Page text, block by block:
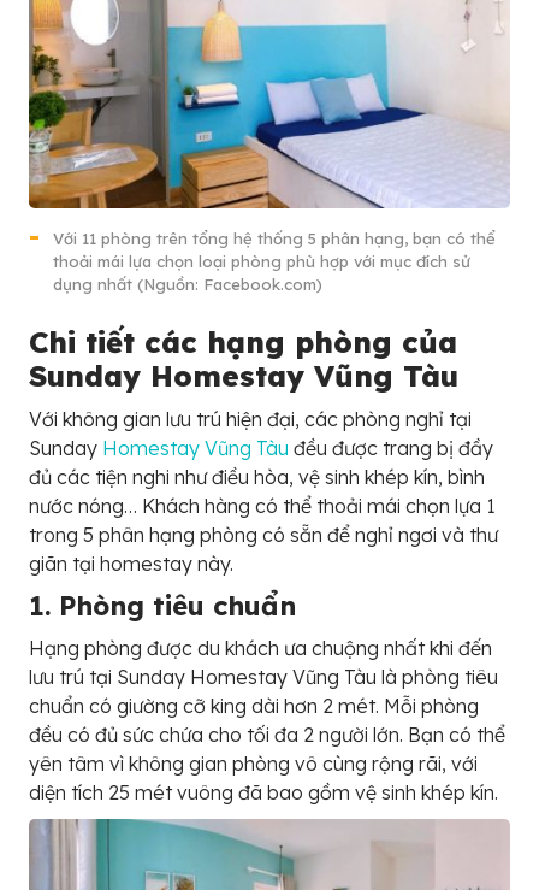
Với 11 phòng trên tổng hệ thống 5 phân hạng, bạn có thể
thoải mái lựa chọn loại phòng phù hợp với mục đích sử
dụng nhất (Nguồn: Facebook.com)
Chi tiết các hạng phòng của
Sunday Homestay Vũng Tàu
Với không gian lưu trú hiện đại, các phòng nghỉ tại
Sunday Homestay Vũng Tàu đều được trang bị đầy
đủ các tiện nghi như điều hòa, vệ sinh khép kín, bình
nước nóng… Khách hàng có thể thoải mái chọn lựa 1
trong 5 phân hạng phòng có sẵn để nghỉ ngơi và thư
giãn tại homestay này.
1. Phòng tiêu chuẩn
Hạng phòng được du khách ưa chuộng nhất khi đến
lưu trú tại Sunday Homestay Vũng Tàu là phòng tiêu
chuẩn có giường cỡ king dài hơn 2 mét. Mỗi phòng
đều có đủ sức chứa cho tối đa 2 người lớn. Bạn có thể
yên tâm vì không gian phòng vô cùng rộng rãi, với
diện tích 25 mét vuông đã bao gồm vệ sinh khép kín.